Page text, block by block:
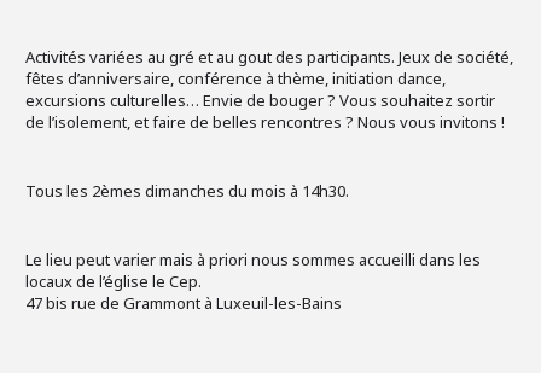
Activités variées au gré et au gout des participants. Jeux de société,
fêtes d’anniversaire, conférence à thème, initiation dance,
excursions culturelles… Envie de bouger ? Vous souhaitez sortir
de l’isolement, et faire de belles rencontres ? Nous vous invitons !
Tous les 2èmes dimanches du mois à 14h30.
Le lieu peut varier mais à priori nous sommes accueilli dans les
locaux de l’église le Cep.
47 bis rue de Grammont à Luxeuil-les-Bains